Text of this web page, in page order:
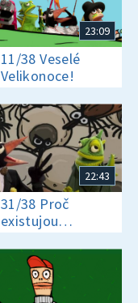
23:09
11/38 Veselé
Velikonoce!
22:43
31/38 Proč
existujou
klíšťata? Jak se
vyrábí čokoláda?